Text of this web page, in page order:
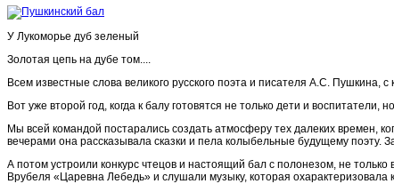
У Лукоморье дуб зеленый
Золотая цепь на дубе том....
Всем известные слова великого русского поэта и писателя А.С.
Вот уже второй год, когда к балу готовятся не только дети и
Мы всей командой постарались создать атмосферу тех далеких времен,
вечерами она рассказывала сказки и пела колыбельные будущему
А потом устроили конкурс чтецов и настоящий бал с полонезом, не
Врубеля «Царевна Лебедь» и слушали музыку, которая